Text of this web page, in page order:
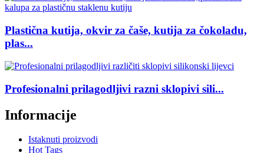
Plastična kutija, okvir za čaše, kutija za čokoladu,
plas...
Profesionalni prilagodljivi razni sklopivi sili...
Informacije
Istaknuti proizvodi
Hot Tags